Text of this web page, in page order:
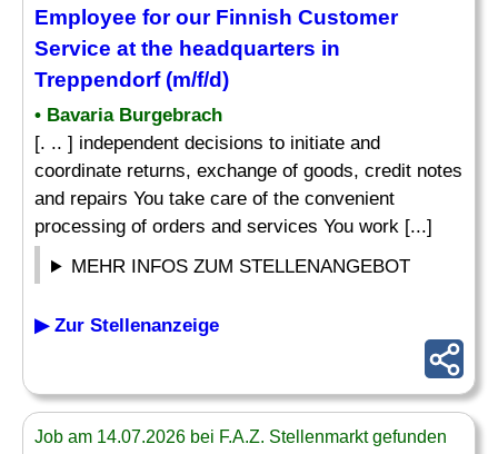
Employee for our Finnish Customer
Service at the headquarters in
Treppendorf (m/f/d)
• Bavaria Burgebrach
[. .. ] independent decisions to initiate and
coordinate returns, exchange of goods, credit notes
and repairs You take care of the convenient
processing of orders and services You work [...]
MEHR INFOS ZUM STELLENANGEBOT
▶ Zur Stellenanzeige
Job am 14.07.2026 bei F.A.Z. Stellenmarkt gefunden